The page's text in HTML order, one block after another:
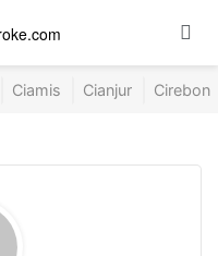
Ciamis Cianjur Cirebon